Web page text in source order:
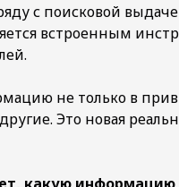
с поисковой
встроенным
не только в
Это новая